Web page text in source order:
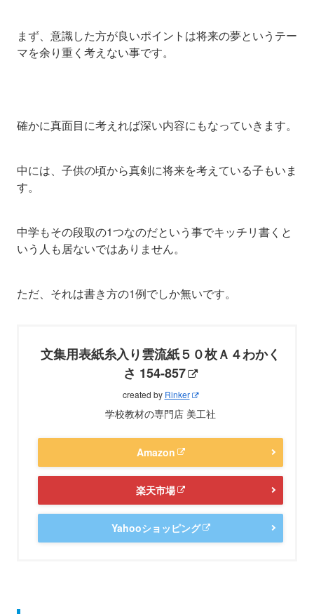
まず、意識した方が良いポイントは将来の夢というテー
マを余り重く考えない事です。
確かに真面目に考えれば深い内容にもなっていきます。
中には、子供の頃から真剣に将来を考えている子もいま
す。
中学もその段取の1つなのだという事でキッチリ書くと
いう人も居ないではありません。
ただ、それは書き方の1例でしか無いです。
文集用表紙糸入り雲流紙５０枚Ａ４わかく
さ 154-857
created by Rinker
学校教材の専門店 美工社
Amazon
楽天市場
Yahooショッピング